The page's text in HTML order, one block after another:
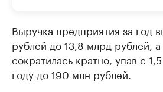
Выручка предприятия за год
рублей до 13,8 млрд рублей,
сократилась кратно, упав с
году до 190 млн рублей.